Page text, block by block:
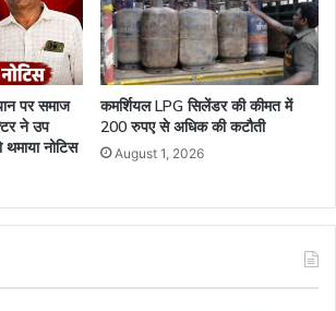
पर समाज
ने उप
नोटिस
कमर्शियल LPG सिलेंडर की कीमत में
200 रुपए से अधिक की कटौती
August 1, 2026